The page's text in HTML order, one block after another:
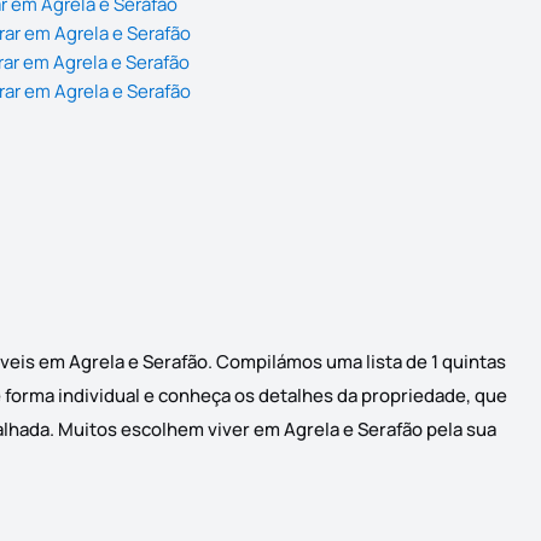
em Agrela e Serafão
em Agrela e Serafão
em Agrela e Serafão
em Agrela e Serafão. Compilámos uma lista de 1 quintas
individual e conheça os detalhes da propriedade, que
Muitos escolhem viver em Agrela e Serafão pela sua